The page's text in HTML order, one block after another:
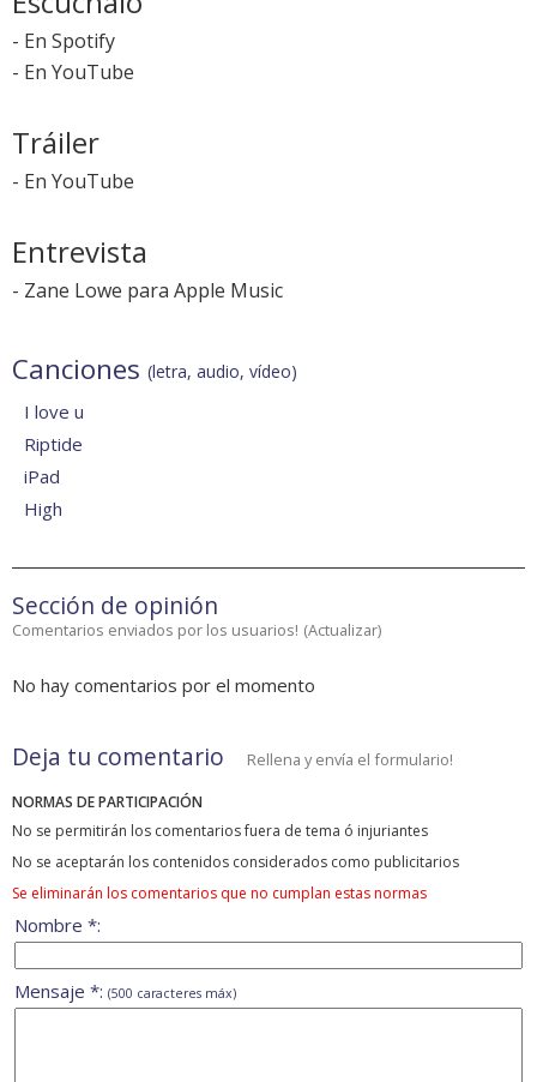
- En Spotify
- En YouTube
Tráiler
- En YouTube
Entrevista
- Zane Lowe para Apple Music
Canciones (letra, audio, vídeo)
I love u
Riptide
iPad
High
Sección de opinión
Comentarios enviados por los usuarios! (Actualizar)
No hay comentarios por el momento
Deja tu comentario Rellena y envía el formulario!
NORMAS DE PARTICIPACIÓN
No se permitirán los comentarios fuera de tema ó injuriantes
No se aceptarán los contenidos considerados como publicitarios
Se eliminarán los comentarios que no cumplan estas normas
Nombre *:
Mensaje *: (500 caracteres máx)